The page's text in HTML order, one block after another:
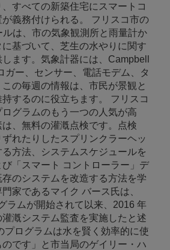
すべての新築住宅にスマートコ
義務付けられる。 フリスコ市の
は、市の気象観測所と雨量計か
基づいて、芝生の水やりに関す
ます。気象計器には、Campbell
ガー、センサー、電話モデム、タ
の毎週の情報は、市民が景観と
するのに役立ちます。 フリスコ
グラムのもう一つの人気が高
は、無料の灌漑点検です。点検
れたりしたスプリンクラーヘッ
る方法、システムスケジュールを
「スマート コントローラー」デ
のシステムを改造する方法を学
家であるマイク バース氏は、
ラムが開始されて以来、2016 年
灌漑システム監査を実施したと述
プログラムは水を賢く効率的に使
です」と市当局のゲイリー・ハ